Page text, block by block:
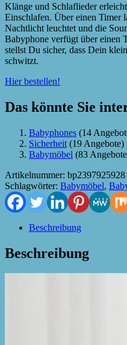
Klänge und Schlaflieder
Einschlafen. Über einen Timer
Nachtlicht leuchtet und die
Babyphone verfügt über einen
stellst Du sicher, dass Dein
schwitzt.
Hier bestellen!
Das könnte Sie
Babyphones (14
Sicherheit (19 Angebote)
Babymöbel (83
Artikelnummer: bp2397925928
Schlagwörter: Babymöbel,
Beschreibung
Beschreibung